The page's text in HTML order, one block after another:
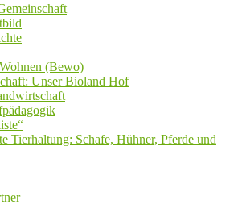
(Bewo)
Unser Bioland Hof
Tierhaltung: Schafe, Hühner, Pferde und